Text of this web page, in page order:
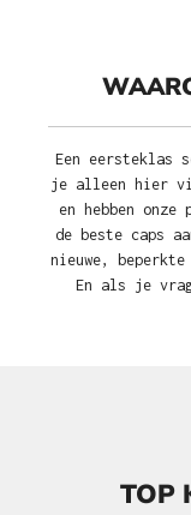
Een eersteklas
je alleen hier
en hebben
de beste caps
nieuwe,
En als je
TOP